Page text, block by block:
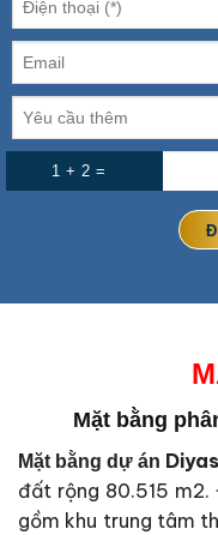
1 + 2 =
Mặt bằng
Mặt bằng dự án
đất rộng 80.515
gồm khu trung tâm